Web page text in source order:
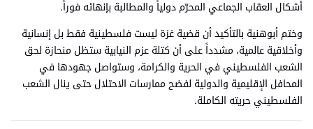
أشكال العقاب الجماعي المحرّم دولياً والمطالبة بإنهائه فوراً.
وختم أبوهنية بالتأكيد أن قضية غزة ليست فلسطينية فقط بل إنسانية
وأخلاقية عالمية، مشدداً على أن كتلة عزم النيابية ستظل منحازة لحق
الشعب الفلسطيني في الحرية والكرامة، وستواصل جهودها في
المحافل الإقليمية والدولية لفضح ممارسات الاحتلال حتى ينال الشعب
الفلسطيني حريته الكاملة.